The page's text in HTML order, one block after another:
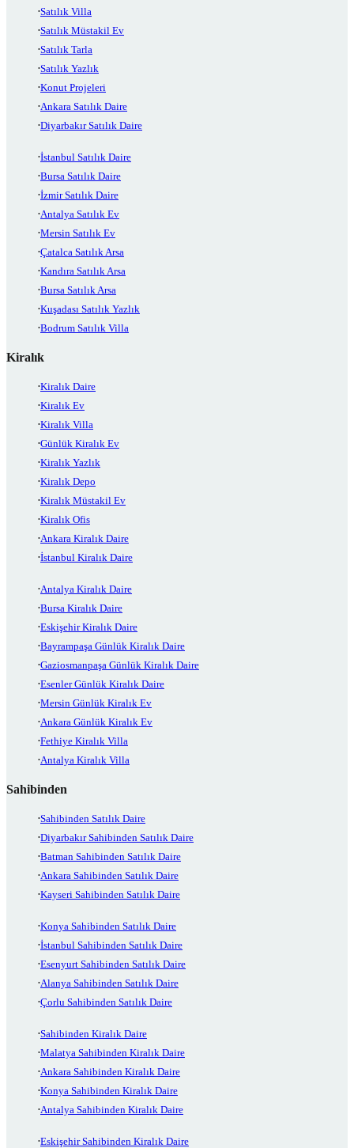
Satılık Villa
Satılık Müstakil Ev
Satılık Tarla
Satılık Yazlık
Konut Projeleri
Ankara Satılık Daire
Diyarbakır Satılık Daire
İstanbul Satılık Daire
Bursa Satılık Daire
İzmir Satılık Daire
Antalya Satılık Ev
Mersin Satılık Ev
Çatalca Satılık Arsa
Kandıra Satılık Arsa
Bursa Satılık Arsa
Kuşadası Satılık Yazlık
Bodrum Satılık Villa
Kiralık
Kiralık Daire
Kiralık Ev
Kiralık Villa
Günlük Kiralık Ev
Kiralık Yazlık
Kiralık Depo
Kiralık Müstakil Ev
Kiralık Ofis
Ankara Kiralık Daire
İstanbul Kiralık Daire
Antalya Kiralık Daire
Bursa Kiralık Daire
Eskişehir Kiralık Daire
Bayrampaşa Günlük Kiralık Daire
Gaziosmanpaşa Günlük Kiralık Daire
Esenler Günlük Kiralık Daire
Mersin Günlük Kiralık Ev
Ankara Günlük Kiralık Ev
Fethiye Kiralık Villa
Antalya Kiralık Villa
Sahibinden
Sahibinden Satılık Daire
Diyarbakır Sahibinden Satılık Daire
Batman Sahibinden Satılık Daire
Ankara Sahibinden Satılık Daire
Kayseri Sahibinden Satılık Daire
Konya Sahibinden Satılık Daire
İstanbul Sahibinden Satılık Daire
Esenyurt Sahibinden Satılık Daire
Alanya Sahibinden Satılık Daire
Çorlu Sahibinden Satılık Daire
Sahibinden Kiralık Daire
Malatya Sahibinden Kiralık Daire
Ankara Sahibinden Kiralık Daire
Konya Sahibinden Kiralık Daire
Antalya Sahibinden Kiralık Daire
Eskişehir Sahibinden Kiralık Daire